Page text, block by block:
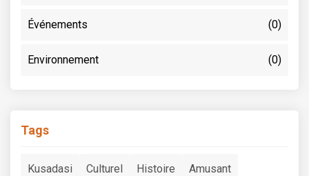
Événements (0)
Environnement (0)
Tags
Kusadasi Culturel Histoire Amusant